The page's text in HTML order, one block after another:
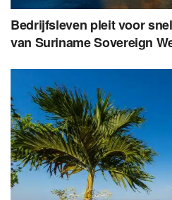
Bedrijfsleven pleit voor
van Suriname Sovereign